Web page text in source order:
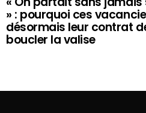
» : pourquoi ces
désormais leur contrat
boucler la valise